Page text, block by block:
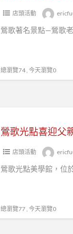
店頭活動
鶯歌著名景點—鶯歌
總瀏覽74 , 今天瀏覽0
鶯歌光點喜迎父
店頭活動
鶯歌光點美學館，位
總瀏覽77 , 今天瀏覽0